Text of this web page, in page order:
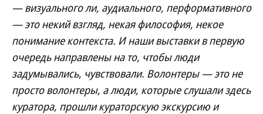
— визуального ли, аудиального, перформативного
— это некий взгляд, некая философия, некое
понимание контекста. И наши выставки в первую
очередь направлены на то, чтобы люди
задумывались, чувствовали. Волонтеры — это не
просто волонтеры, а люди, которые слушали здесь
куратора, прошли кураторскую экскурсию и